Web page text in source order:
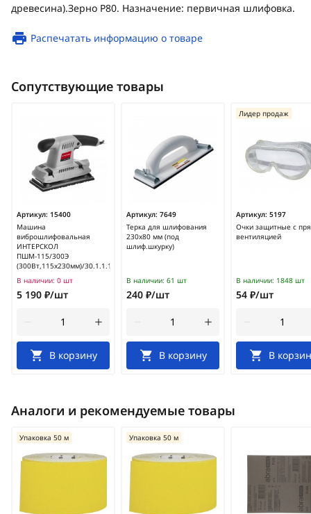
древесина).Зерно Р80. Назначение: первичная шлифовка.
Распечатать информацию о товаре
Сопутствующие товары
Артикул: 15400
Машина
виброшлифовальная
ИНТЕРСКОЛ
ПШМ-115/300Э
(300Вт,115х230мм)/30.1.1.10
В наличии: 0 шт
5 190 ₽/шт
В корзину
Артикул: 7649
Терка для шлифования
230х80 мм (под
шлиф.шкурку)
В наличии: 61 шт
240 ₽/шт
В корзину
Артикул: 5197
Очки защитные с
вентиляцией
Лидер продаж
В наличии: 1848 шт
54 ₽/шт
В
Аналоги и рекомендуемые товары
Упаковка 50 м Упаковка 50 м